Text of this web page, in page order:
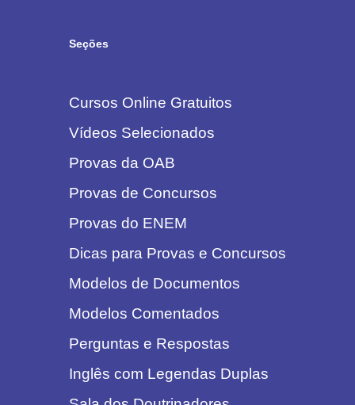
Seções
Cursos Online Gratuitos
Vídeos Selecionados
Provas da OAB
Provas de Concursos
Provas do ENEM
Dicas para Provas e Concursos
Modelos de Documentos
Modelos Comentados
Perguntas e Respostas
Inglês com Legendas Duplas